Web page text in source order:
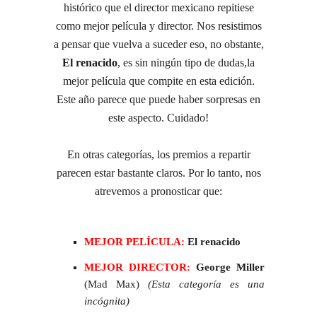
histórico que el director mexicano repitiese
como mejor película y director. Nos resistimos
a pensar que vuelva a suceder eso, no obstante,
El renacido, es sin ningún tipo de dudas,la
mejor película que compite en esta edición.
Este año parece que puede haber sorpresas en
este aspecto. Cuidado!
En otras categorías, los premios a repartir
parecen estar bastante claros. Por lo tanto, nos
atrevemos a pronosticar que:
MEJOR PELÍCULA: El renacido
MEJOR DIRECTOR: George Miller
(Mad Max) (Esta categoría es una
incógnita)